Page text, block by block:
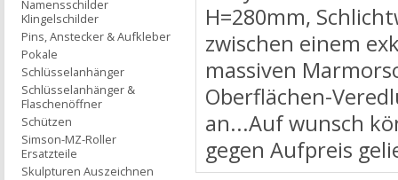
H=280mm,
zwischen einem
massiven
Oberflächen-
an...Auf wunsch
gegen Aufpreis
Namensschilder
Klingelschilder
Pins, Anstecker & Aufkleber
Pokale
Schlüsselanhänger
Schlüsselanhänger &
Flaschenöffner
Schützen
Simson-MZ-Roller
Ersatzteile
Skulpturen Auszeichnen